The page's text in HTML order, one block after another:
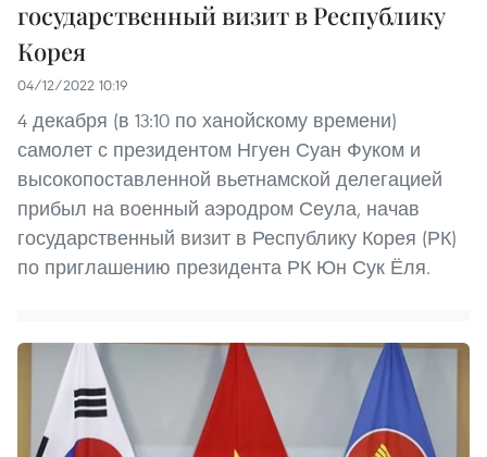
государственный визит в Республику
Корея
04/12/2022 10:19
4 декабря (в 13:10 по ханойскому времени)
самолет с президентом Нгуен Суан Фуком и
высокопоставленной вьетнамской делегацией
прибыл на военный аэродром Сеула, начав
государственный визит в Республику Корея (РК)
по приглашению президента РК Юн Сук Ёля.